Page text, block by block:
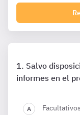
Salvo
informes en el